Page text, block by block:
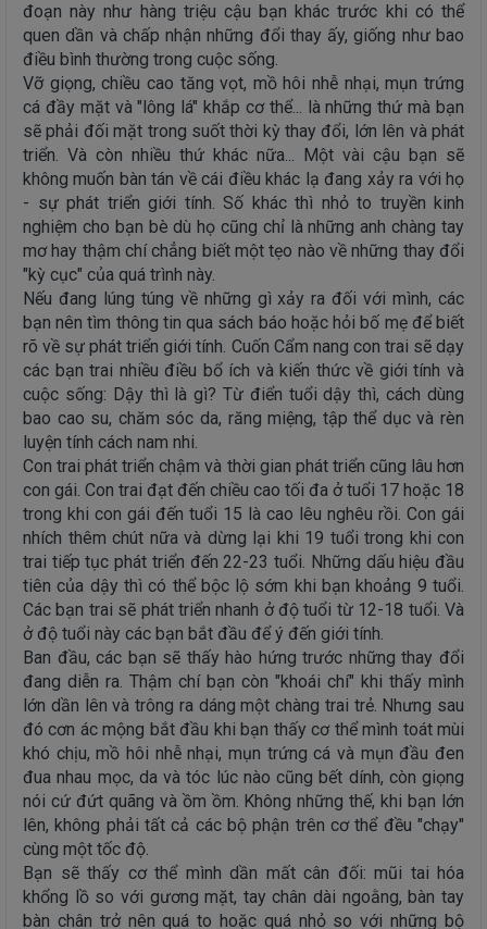
đoạn này như hàng triệu cậu bạn khác trước khi có thể
quen dần và chấp nhận những đổi thay ấy, giống như bao
điều bình thường trong cuộc sống.
Vỡ giọng, chiều cao tăng vọt, mồ hôi nhễ nhại, mụn trứng
cá đầy mặt và "lông lá" khắp cơ thể... là những thứ mà bạn
sẽ phải đối mặt trong suốt thời kỳ thay đổi, lớn lên và phát
triển. Và còn nhiều thứ khác nữa... Một vài cậu bạn sẽ
không muốn bàn tán về cái điều khác lạ đang xảy ra với họ
- sự phát triển giới tính. Số khác thì nhỏ to truyền kinh
nghiệm cho bạn bè dù họ cũng chỉ là những anh chàng tay
mơ hay thậm chí chẳng biết một tẹo nào về những thay đổi
"kỳ cục" của quá trình này.
Nếu đang lúng túng về những gì xảy ra đối với mình, các
bạn nên tìm thông tin qua sách báo hoặc hỏi bố mẹ để biết
rõ về sự phát triển giới tính. Cuốn Cẩm nang con trai sẽ dạy
các bạn trai nhiều điều bổ ích và kiến thức về giới tính và
cuộc sống: Dậy thì là gì? Từ điển tuổi dậy thì, cách dùng
bao cao su, chăm sóc da, răng miệng, tập thể dục và rèn
luyện tính cách nam nhi.
Con trai phát triển chậm và thời gian phát triển cũng lâu hơn
con gái. Con trai đạt đến chiều cao tối đa ở tuổi 17 hoặc 18
trong khi con gái đến tuổi 15 là cao lêu nghêu rồi. Con gái
nhích thêm chút nữa và dừng lại khi 19 tuổi trong khi con
trai tiếp tục phát triển đến 22-23 tuổi. Những dấu hiệu đầu
tiên của dậy thì có thể bộc lộ sớm khi bạn khoảng 9 tuổi.
Các bạn trai sẽ phát triển nhanh ở độ tuổi từ 12-18 tuổi. Và
ở độ tuổi này các bạn bắt đầu để ý đến giới tính.
Ban đầu, các bạn sẽ thấy hào hứng trước những thay đổi
đang diễn ra. Thậm chí bạn còn "khoái chí" khi thấy mình
lớn dần lên và trông ra dáng một chàng trai trẻ. Nhưng sau
đó cơn ác mộng bắt đầu khi bạn thấy cơ thể mình toát mùi
khó chịu, mồ hôi nhễ nhại, mụn trứng cá và mụn đầu đen
đua nhau mọc, da và tóc lúc nào cũng bết dính, còn giọng
nói cứ đứt quãng và ồm ồm. Không những thế, khi bạn lớn
lên, không phải tất cả các bộ phận trên cơ thể đều "chạy"
cùng một tốc độ.
Bạn sẽ thấy cơ thể mình dần mất cân đối: mũi tai hóa
khổng lồ so với gương mặt, tay chân dài ngoằng, bàn tay
bàn chân trở nên quá to hoặc quá nhỏ so với những bộ